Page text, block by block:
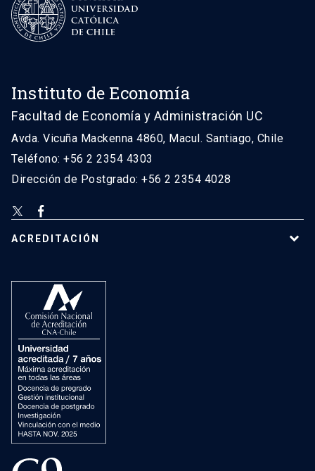
Instituto de Economía
Facultad de Economía y Administración UC
Avda. Vicuña Mackenna 4860, Macul. Santiago, Chile
Teléfono: +56 2 2354 4303
Dirección de Postgrado: +56 2 2354 4028
ACREDITACIÓN